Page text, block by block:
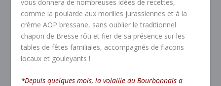
vous donnera de nombreuses idées de recettes,
comme la poularde aux morilles jurassiennes et à la
crème AOP bressane, sans oublier le traditionnel
chapon de Bresse rôti et fier de sa présence sur les
tables de fêtes familiales, accompagnés de flacons
locaux et gouleyants !
*Depuis quelques mois, la volaille du Bourbonnais a